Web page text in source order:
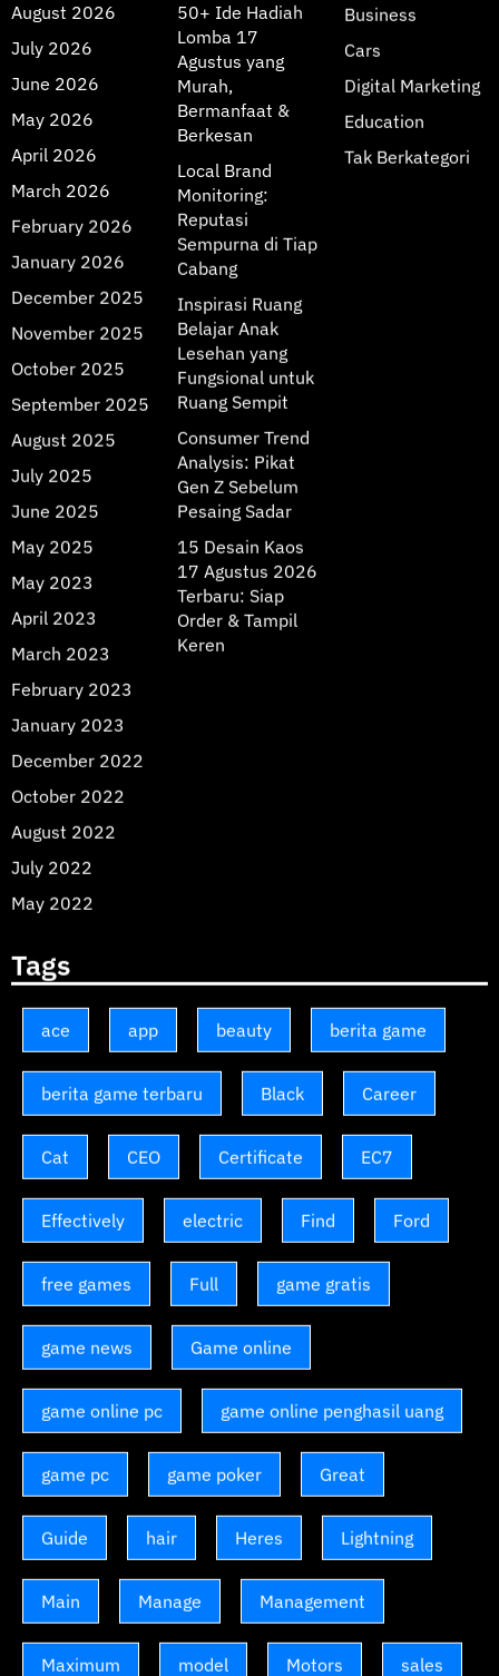
August 2026
July 2026
June 2026
May 2026
April 2026
March 2026
February 2026
January 2026
December 2025
November 2025
October 2025
September 2025
August 2025
July 2025
June 2025
May 2025
May 2023
April 2023
March 2023
February 2023
January 2023
December 2022
October 2022
August 2022
July 2022
May 2022
50+ Ide Hadiah
Lomba 17
Agustus yang
Murah,
Bermanfaat &
Berkesan
Local Brand
Monitoring:
Reputasi
Sempurna di Tiap
Cabang
Inspirasi Ruang
Belajar Anak
Lesehan yang
Fungsional untuk
Ruang Sempit
Consumer Trend
Analysis: Pikat
Gen Z Sebelum
Pesaing Sadar
15 Desain Kaos
17 Agustus 2026
Terbaru: Siap
Order & Tampil
Keren
Business
Cars
Digital Marketing
Education
Tak Berkategori
Tags
ace app beauty berita game
berita game terbaru Black Career
Cat CEO Certificate EC7
Effectively electric Find Ford
free games Full game gratis
game news Game online
game online pc game online penghasil uang
game pc game poker Great
Guide hair Heres Lightning
Main Manage Management
Maximum model Motors sales